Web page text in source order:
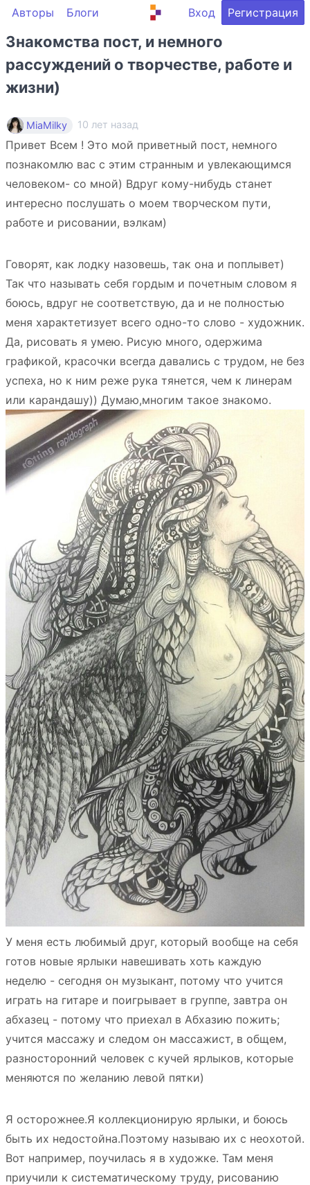
Авторы Блоги Вход Регистрация
Знакомства пост, и немного
рассуждений о творчестве, работе и
жизни)
MiaMilky 10 лет назад
Привет Всем ! Это мой приветный пост, немного
познакомлю вас с этим странным и увлекающимся
человеком- со мной) Вдруг кому-нибудь станет
интересно послушать о моем творческом пути,
работе и рисовании, вэлкам)
Говорят, как лодку назовешь, так она и поплывет)
Так что называть себя гордым и почетным словом я
боюсь, вдруг не соответствую, да и не полностью
меня характетизует всего одно-то слово - художник.
Да, рисовать я умею. Рисую много, одержима
графикой, красочки всегда давались с трудом, не без
успеха, но к ним реже рука тянется, чем к линерам
или карандашу)) Думаю,многим такое знакомо.
У меня есть любимый друг, который вообще на себя
готов новые ярлыки навешивать хоть каждую
неделю - сегодня он музыкант, потому что учится
играть на гитаре и поигрывает в группе, завтра он
абхазец - потому что приехал в Абхазию пожить;
учится массажу и следом он массажист, в общем,
разносторонний человек с кучей ярлыков, которые
меняются по желанию левой пятки)
Я осторожнее.Я коллекционирую ярлыки, и боюсь
быть их недостойна.Поэтому называю их с неохотой.
Вот например, поучилась я в художке. Там меня
приучили к систематическому труду, рисованию